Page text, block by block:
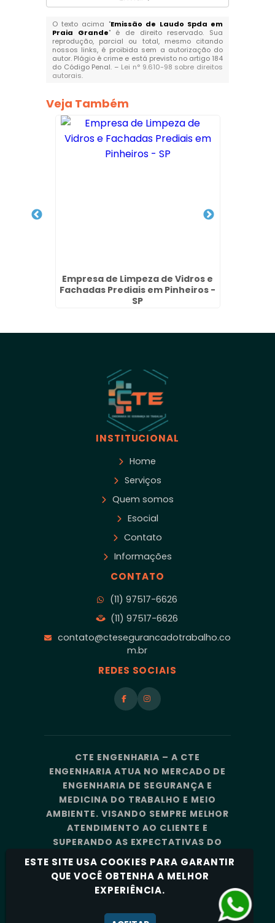
O texto acima "Emissão de Laudo Spda em
Praia Grande" é de direito reservado. Sua
reprodução, parcial ou total, mesmo citando
nossos links, é proibida sem a autorização do
autor. Plágio é crime e está previsto no artigo 184
do Código Penal. – Lei n° 9.610-98 sobre direitos
autorais.
Veja Também
Empresa de Limpeza de Vidros e
Fachadas Prediais em Pinheiros -
SP
INSTITUCIONAL
Home
Serviços
Quem somos
Esocial
Contato
Informações
CONTATO
(11) 97517-6626
(11) 97517-6626
contato@ctesegurancadotrabalho.co
m.br
REDES SOCIAIS
CTE ENGENHARIA – A CTE
ENGENHARIA ATUA NO MERCADO DE
ENGENHARIA DE SEGURANÇA E
MEDICINA DO TRABALHO E MEIO
AMBIENTE. VISANDO SEMPRE MELHOR
ATENDIMENTO AO CLIENTE E
SUPERANDO AS EXPECTATIVAS DO
MERCADO, A CTE ENGENHARIA
CONTA COM UMA EQUIPE DE
PROFISSIONAIS ALTAMENTE
CAPACITADOS E ESPECIALIZADOS.
Política de Privacidade
ESTE SITE USA COOKIES PARA GARANTIR
QUE VOCÊ OBTENHA A MELHOR
EXPERIÊNCIA.